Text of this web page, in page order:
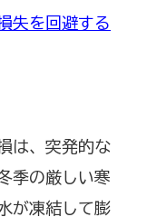
失を回避する
は、突発的な
季の厳しい寒
が凍結して膨